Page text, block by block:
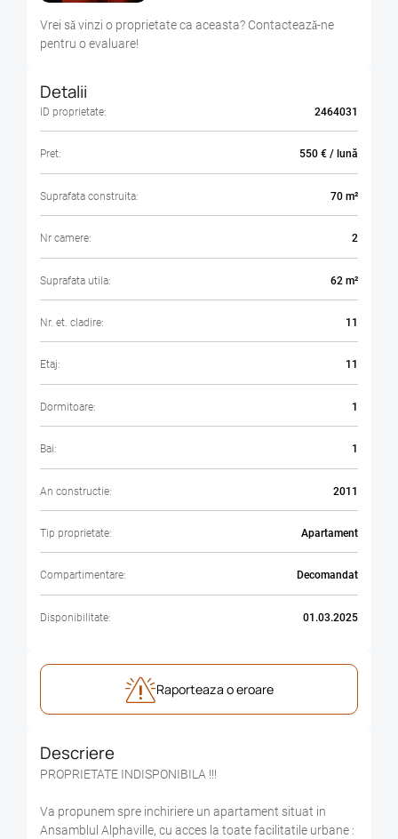
Vrei sǎ vinzi o proprietate ca aceasta? Contacteazǎ-ne
pentru o evaluare!
Detalii
ID proprietate: 2464031
Pret: 550 € / lună
Suprafata construita: 70 m²
Nr camere: 2
Suprafata utila: 62 m²
Nr. et. cladire: 11
Etaj: 11
Dormitoare: 1
Bai: 1
An constructie: 2011
Tip proprietate: Apartament
Compartimentare: Decomandat
Disponibilitate: 01.03.2025
Raporteaza o eroare
Descriere
PROPRIETATE INDISPONIBILA !!!
Va propunem spre inchiriere un apartament situat in
Ansamblul Alphaville, cu acces la toate facilitatile urbane :